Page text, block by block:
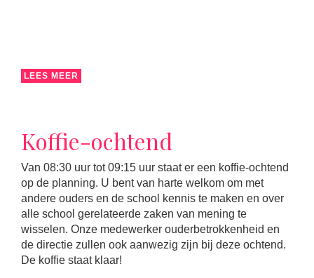
LEES MEER
Koffie-ochtend
Van 08:30 uur tot 09:15 uur staat er een koffie-ochtend
op de planning. U bent van harte welkom om met
andere ouders en de school kennis te maken en over
alle school gerelateerde zaken van mening te
wisselen. Onze medewerker ouderbetrokkenheid en
de directie zullen ook aanwezig zijn bij deze ochtend.
De koffie staat klaar!